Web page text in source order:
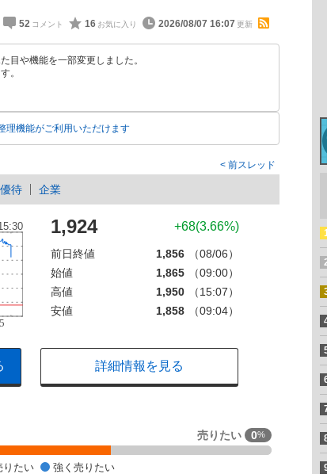
52 16 2026/08/07 16:07
目や機能を一部変更しました。
。
理機能がご利用いただけます
前スレッド
優待 企業
1,924 +68(3.66%)
前日終値 1,856
（08/06）
始値
1,865
（09:00）
高値
1,950
（15:07）
安値
1,858 （09:04）
詳細情報を見る
売りたい 0%
りたい
強く売りたい